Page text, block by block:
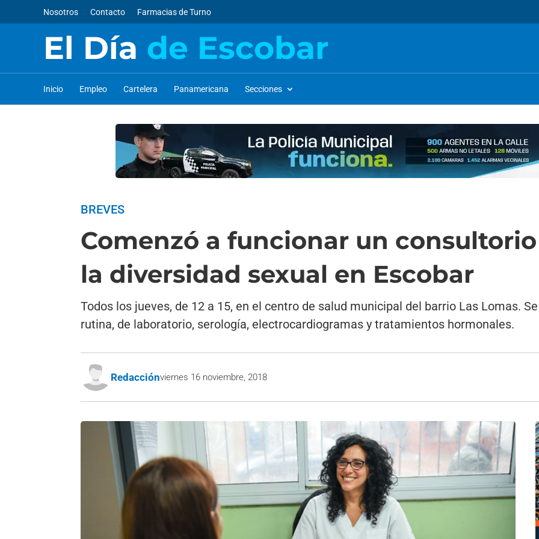
Nosotros Contacto Farmacias de Turno
El Día de Escobar
Inicio Empleo Cartelera Panamericana Secciones
BREVES
Comenzó a funcionar un
la diversidad sexual en Escobar
Todos los jueves, de 12 a 15, en el centro de salud municipal del barrio Las Lomas.
rutina, de laboratorio, serología, electrocardiogramas y tratamientos hormonales.
Redacciónviernes 16 noviembre, 2018